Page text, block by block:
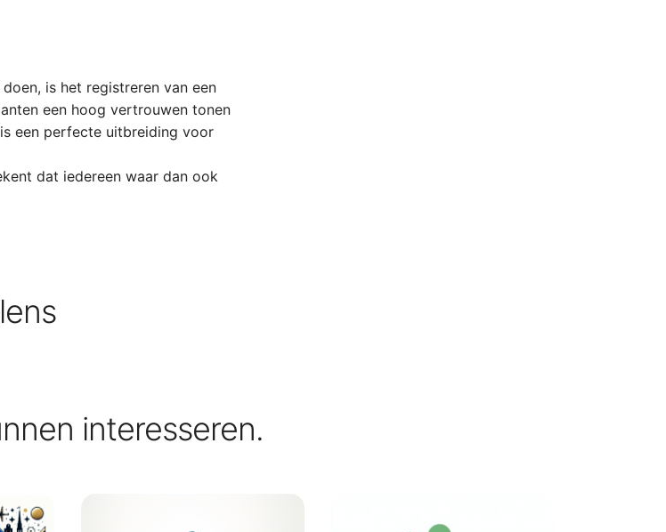
is het registreren van een
een hoog vertrouwen tonen
een perfecte uitbreiding voor
dat iedereen waar dan ook
interesseren.